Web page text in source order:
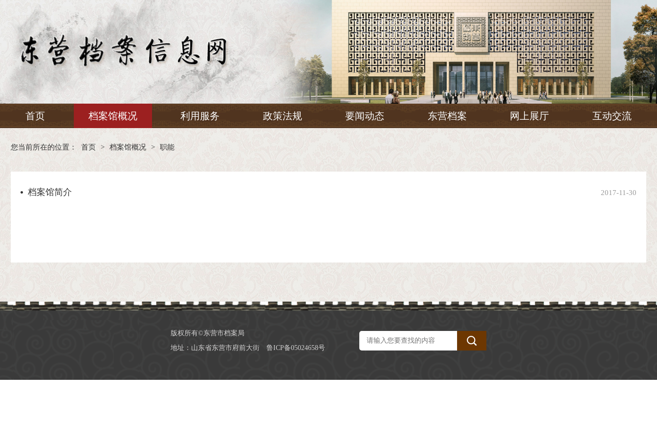
首页 档案馆概况 利用服务 政策法规 要闻动态 东营档案 网上展厅 互动交流
您当前所在的位置： 首页 > 档案馆概况 > 职能
档案馆简介 2017-11-30
版权所有©东营市档案局
地址：山东省东营市府前大街
鲁ICP备05024658号